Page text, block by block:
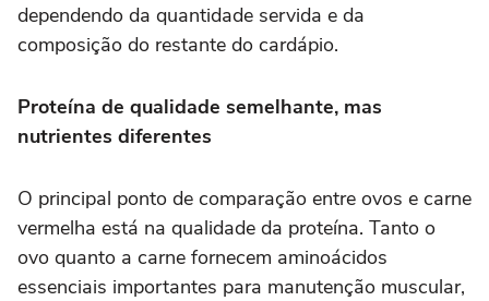
dependendo da quantidade servida e da
composição do restante do cardápio.
Proteína de qualidade semelhante, mas
nutrientes diferentes
O principal ponto de comparação entre ovos e carne
vermelha está na qualidade da proteína. Tanto o
ovo quanto a carne fornecem aminoácidos
essenciais importantes para manutenção muscular,